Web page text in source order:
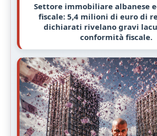
Settore immobiliare albanese
fiscale: 5,4 milioni di euro di
dichiarati rivelano gravi
conformità fiscale.